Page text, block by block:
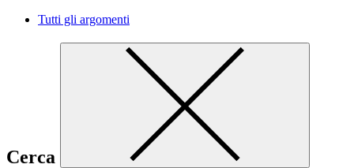
Tutti gli argomenti
Cerca